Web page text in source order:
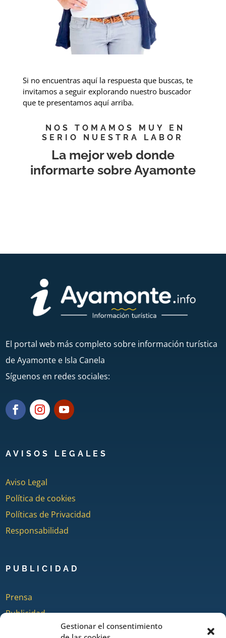
Gestionar el consentimiento
Si no encuentras aquí la respuesta que buscas, te
invitamos a seguir explorando nuestro buscador
que te presentamos aquí arriba.
NOS TOMAMOS MUY EN
SERIO NUESTRA LABOR
La mejor web donde
informarte sobre Ayamonte
El portal web más completo sobre información turística
de Ayamonte e Isla Canela
Síguenos en redes sociales:
AVISOS LEGALES
Aviso Legal
Política de cookies
Políticas de Privacidad
Responsabilidad
PUBLICIDAD
Prensa
Publicidad
Quienes somos